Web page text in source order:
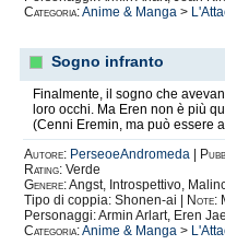
Senza motivo.
Inaccettabile.
Compulsivo.
Estenuante.
Rete.
Senza via d'uscita.
Impegno.
Categoria:Anime & Manga >
Sogno infranto
Finalmente, il sogno che
loro occhi. Ma Eren non è più
(Cenni Eremin, ma può essere
Autore: PerseoeAndromeda
Rating: Verde
Genere:Angst, Introspettivo,
Tipo di coppia: Shonen-ai |
Note:
Personaggi: Armin Arlart, Eren
Categoria:Anime & Manga >